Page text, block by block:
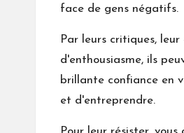
face de gens négatifs.
Par leurs critiques,
d'enthousiasme, ils
brillante confiance en
et d'entreprendre.